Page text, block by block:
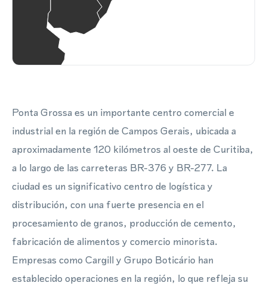
Ponta Grossa es un importante centro comercial e
industrial en la región de Campos Gerais, ubicada a
aproximadamente 120 kilómetros al oeste de Curitiba,
a lo largo de las carreteras BR-376 y BR-277. La
ciudad es un significativo centro de logística y
distribución, con una fuerte presencia en el
procesamiento de granos, producción de cemento,
fabricación de alimentos y comercio minorista.
Empresas como Cargill y Grupo Boticário han
establecido operaciones en la región, lo que refleja su